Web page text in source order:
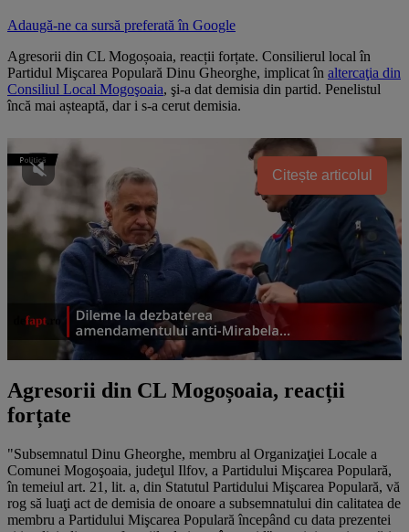
Adaugă-ne ca sursă preferată în Google
Agresorii din CL Mogoșoaia, reacții forțate. Consilierul local în
Partidul Mişcarea Populară Dinu Gheorghe, implicat în altercaţia din
Consiliul Local Mogoşoaia, şi-a dat demisia din partid. Penelistul
încă mai așteaptă, dar i s-a cerut demisia.
Citește articolul
Agresorii din CL Mogoșoaia, reacții
forțate
"Subsemnatul Dinu Gheorghe, membru al Organizaţiei Locale a
Comunei Mogoşoaia, judeţul Ilfov, a Partidului Mişcarea Populară,
în temeiul art. 21, lit. a, din Statutul Partidului Mişcarea Populară, vă
rog să luaţi act de demisia de onoare a subsemnatului din calitatea de
membru a Partidului Mişcarea Populară începând cu data prezentei